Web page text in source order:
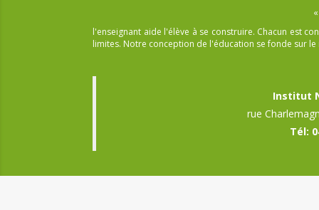
l'enseignant aide l'élève à se construire. Chacun est
limites. Notre conception de l'éducation se fonde sur
Institut
rue
Tél: